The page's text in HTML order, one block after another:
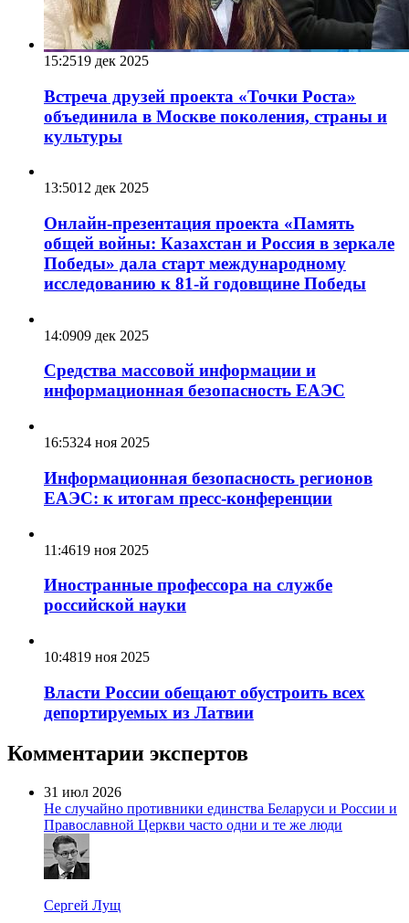
15:2519 дек 2025
Встреча друзей проекта «Точки Роста»
объединила в Москве поколения, страны и
культуры
13:5012 дек 2025
Онлайн-презентация проекта «Память
общей войны: Казахстан и Россия в зеркале
Победы» дала старт международному
исследованию к 81-й годовщине Победы
14:0909 дек 2025
Средства массовой информации и
информационная безопасность ЕАЭС
16:5324 ноя 2025
Информационная безопасность регионов
ЕАЭС: к итогам пресс-конференции
11:4619 ноя 2025
Иностранные профессора на службе
российской науки
10:4819 ноя 2025
Власти России обещают обустроить всех
депортируемых из Латвии
Комментарии экспертов
31 июл 2026
Не случайно противники единства Беларуси и России и
Православной Церкви часто одни и те же люди
Сергей Лущ